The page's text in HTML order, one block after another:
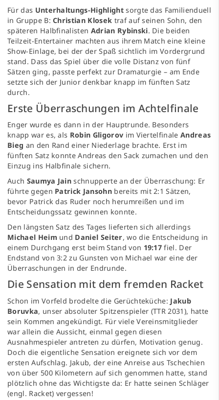
Für das Unterhaltungs-Highlightsorgte das Familienduell
in Gruppe B:Christian Klosek traf auf seinen Sohn, den
späteren Halbfinalisten Adrian Rybinski. Die beiden
Teilzeit-Entertainer machten aus ihrem Match eine kleine
Show-Einlage, bei der der Spaß sichtlich im Vordergrund
stand. Dass das Spiel über die volle Distanz von fünf
Sätzen ging, passte perfekt zur Dramaturgie – am Ende
setzte sich der Junior denkbar knapp im fünften Satz
durch.
Erste Überraschungen im Achtelfinale
Enger wurde es dann in der Hauptrunde. Besonders
knapp war es, als Robin Gligorov im ViertelfinaleAndreas
Bieg an den Rand einer Niederlage brachte. Erst im
fünften Satz konnte Andreas den Sack zumachen und den
Einzug ins Halbfinale sichern.
Auch Saumya Jain schnupperte an der Überraschung: Er
führte gegen Patrick Jansohnbereits mit 2:1 Sätzen,
bevor Patrick das Ruder noch herumreißen und im
Entscheidungssatz gewinnen konnte.
Den längsten Satz des Tages lieferten sich allerdings
Michael Heim und Daniel Seiter, wo die Entscheidung in
einem Durchgang erst beim Stand von 19:17 fiel. Der
Endstand von 3:2 zu Gunsten von Michael war eine der
Überraschungen in der Endrunde.
Die Sensation mit dem fremden Racket
Schon im Vorfeld brodelte die Gerüchteküche: Jakub
Boruvka, unser absoluter Spitzenspieler (TTR 2031), hatte
sein Kommen angekündigt. Für viele Vereinsmitglieder
war allein die Aussicht, einmal gegen diesen
Ausnahmespieler antreten zu dürfen, Motivation genug.
Doch die eigentliche Sensation ereignete sich vor dem
ersten Aufschlag. Jakub, der eine Anreise aus Tschechien
von über 500 Kilometern auf sich genommen hatte, stand
plötzlich ohne das Wichtigste da: Er hatte seinen Schläger
(engl. Racket) vergessen!